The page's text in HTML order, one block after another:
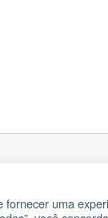
uma